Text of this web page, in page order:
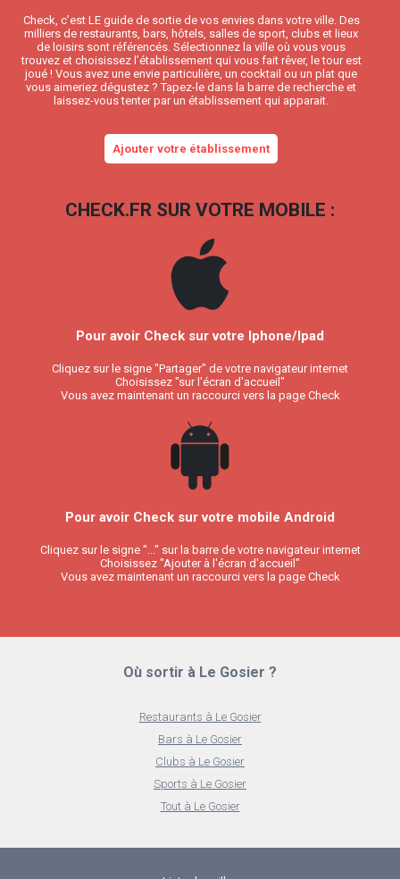
Check, c’est LE guide de sortie de vos envies dans votre ville. Des
milliers de restaurants, bars, hôtels, salles de sport, clubs et lieux
de loisirs sont référencés. Sélectionnez la ville où vous vous
trouvez et choisissez l’établissement qui vous fait rêver, le tour est
joué ! Vous avez une envie particulière, un cocktail ou un plat que
vous aimeriez dégustez ? Tapez-le dans la barre de recherche et
laissez-vous tenter par un établissement qui apparait.
Ajouter votre établissement
CHECK.FR SUR VOTRE MOBILE :
Pour avoir Check sur votre Iphone/Ipad
Cliquez sur le signe "Partager" de votre navigateur internet
Choisissez "sur l'écran d'accueil"
Vous avez maintenant un raccourci vers la page Check
Pour avoir Check sur votre mobile Android
Cliquez sur le signe "..." sur la barre de votre navigateur internet
Choisissez "Ajouter à l'écran d'accueil"
Vous avez maintenant un raccourci vers la page Check
Où sortir à Le Gosier ?
Restaurants à Le Gosier
Bars à Le Gosier
Clubs à Le Gosier
Sports à Le Gosier
Tout à Le Gosier